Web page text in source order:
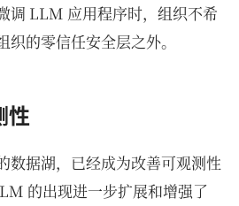
调 LLM 应用程序时，组织不希
的零信任安全层之外。
性
数据湖，已经成为改善可观测性
的出现进一步扩展和增强了